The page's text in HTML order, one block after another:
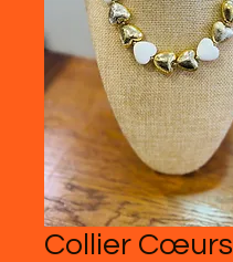
Collier Cœurs